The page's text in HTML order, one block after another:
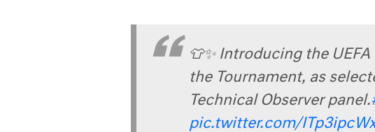
👕✨ Introducing the
the Tournament, as
Technical Observer panel.
pic.twitter.com/